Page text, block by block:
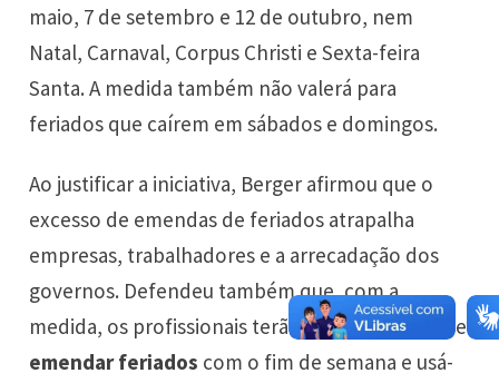
maio, 7 de setembro e 12 de outubro, nem
Natal, Carnaval, Corpus Christi e Sexta-feira
Santa. A medida também não valerá para
feriados que caírem em sábados e domingos.
Ao justificar a iniciativa, Berger afirmou que o
excesso de emendas de feriados atrapalha
empresas, trabalhadores e a arrecadação dos
governos. Defendeu também que, com a
medida, os profissionais terão a possibilidade de
emendar feriados com o fim de semana e usá-